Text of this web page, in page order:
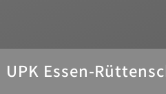
UPK Essen-